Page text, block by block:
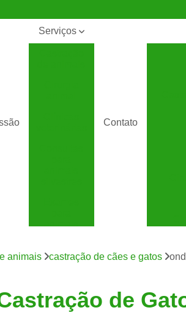
Serviços
animais
para
tártaro
Contato
animais castração de cães e gatos
de